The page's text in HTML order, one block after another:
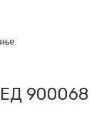
900068